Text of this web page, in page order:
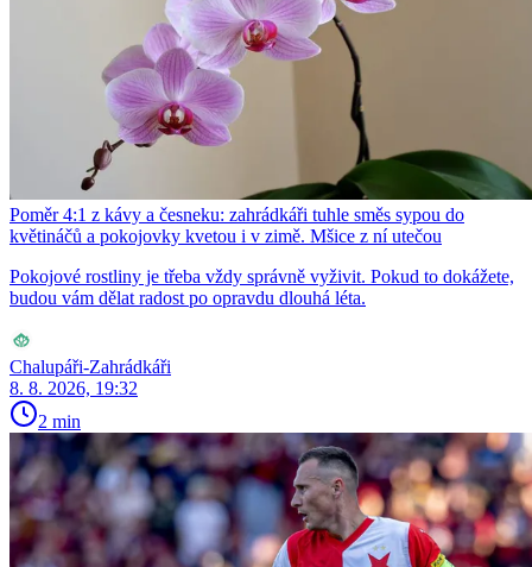
Poměr 4:1 z kávy a česneku: zahrádkáři tuhle směs sypou do
květináčů a pokojovky kvetou i v zimě. Mšice z ní utečou
Pokojové rostliny je třeba vždy správně vyživit. Pokud to dokážete,
budou vám dělat radost po opravdu dlouhá léta.
Chalupáři-Zahrádkáři
8. 8. 2026, 19:32
2 min